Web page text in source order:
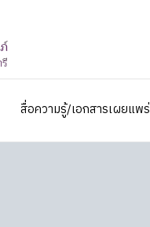
สื่อความรู้/เอกสารเผยแพร่